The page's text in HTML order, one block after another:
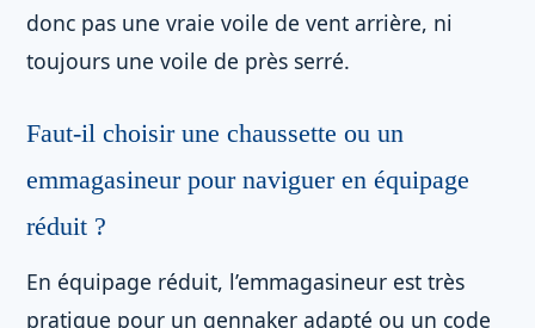
donc pas une vraie voile de vent arrière, ni
toujours une voile de près serré.
Faut-il choisir une chaussette ou un
emmagasineur pour naviguer en équipage
réduit ?
En équipage réduit, l’emmagasineur est très
pratique pour un gennaker adapté ou un code